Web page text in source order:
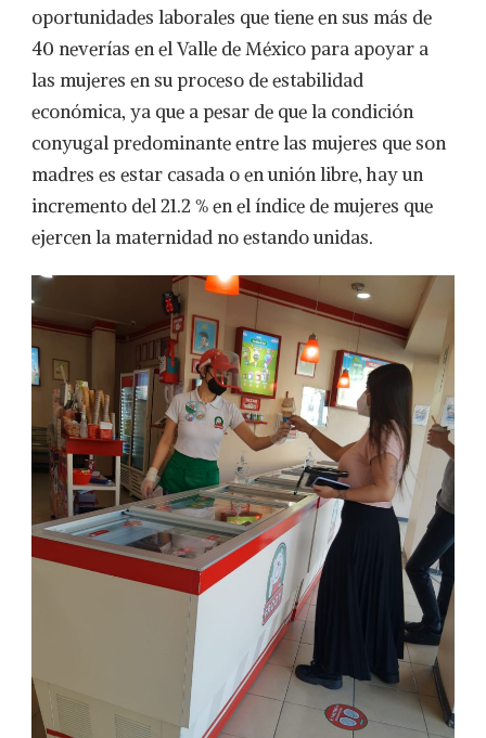
oportunidades laborales que tiene en sus más de
40 neverías en el Valle de México para apoyar a
las mujeres en su proceso de estabilidad
económica, ya que a pesar de que la condición
conyugal predominante entre las mujeres que son
madres es estar casada o en unión libre, hay un
incremento del 21.2 % en el índice de mujeres que
ejercen la maternidad no estando unidas.